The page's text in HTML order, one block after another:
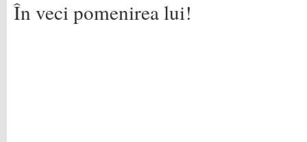
În veci pomenirea lui!